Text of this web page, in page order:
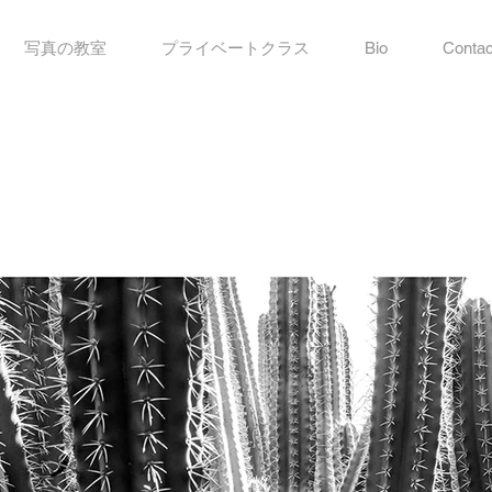
写真の教室 プライベートクラス Bio